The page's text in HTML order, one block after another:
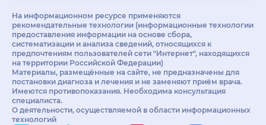
На информационном ресурсе применяются
рекомендательные технологии (информационные технологии
предоставления информации на основе сбора,
систематизации и анализа сведений, относящихся к
предпочтениям пользователей сети "Интернет", находящихся
на территории Российской Федерации)
Материалы, размещённые на сайте, не предназначены для
постановки диагноза и лечения и не заменяют приём врача.
Имеются противопоказания. Необходима консультация
специалиста.
О деятельности, осуществляемой в области информационных
технологий